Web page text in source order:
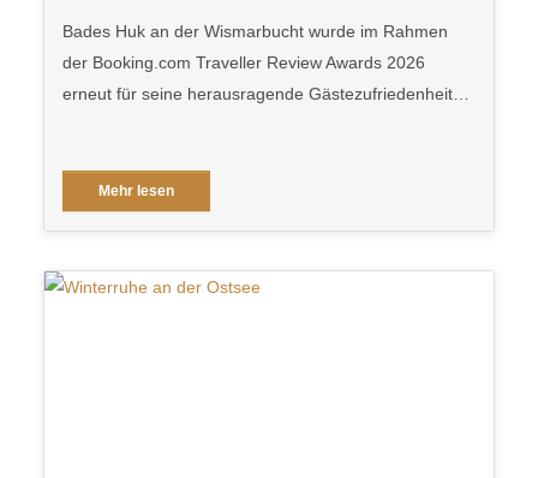
Bades Huk an der Wismarbucht wurde im Rahmen
der Booking.com Traveller Review Awards 2026
erneut für seine herausragende Gästezufriedenheit…
Mehr lesen